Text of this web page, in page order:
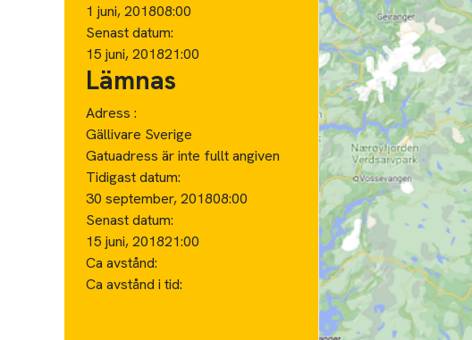
1 juni, 201808:00
Senast datum:
15 juni, 201821:00
Lämnas
Adress :
Gällivare Sverige
Gatuadress är inte fullt angiven
Tidigast datum:
30 september, 201808:00
Senast datum:
15 juni, 201821:00
Ca avstånd:
Ca avstånd i tid: